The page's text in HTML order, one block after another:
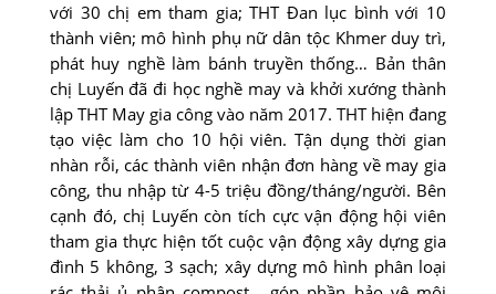
với 30 chị em tham gia; THT Ðan lục bình với 10
thành viên; mô hình phụ nữ dân tộc Khmer duy trì,
phát huy nghề làm bánh truyền thống… Bản thân
chị Luyến đã đi học nghề may và khởi xướng thành
lập THT May gia công vào năm 2017. THT hiện đang
tạo việc làm cho 10 hội viên. Tận dụng thời gian
nhàn rỗi, các thành viên nhận đơn hàng về may gia
công, thu nhập từ 4-5 triệu đồng/tháng/người. Bên
cạnh đó, chị Luyến còn tích cực vận động hội viên
tham gia thực hiện tốt cuộc vận động xây dựng gia
đình 5 không, 3 sạch; xây dựng mô hình phân loại